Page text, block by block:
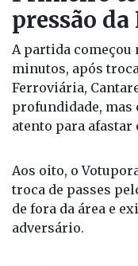
Primeiro
pressão
A partida começou
minutos, após
Ferroviária,
profundidade, mas
Aos oito, o
troca de passes
de fora da área e